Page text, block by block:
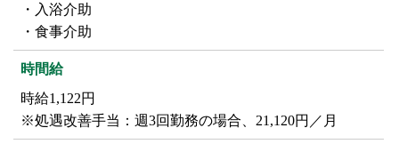
・入浴介助
・食事介助
時間給
時給1,122円
※処遇改善手当：週3回勤務の場合、21,120円／月